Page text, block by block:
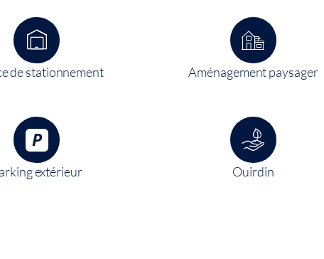
de stationnement Aménagement paysager
extérieur Ouirdin